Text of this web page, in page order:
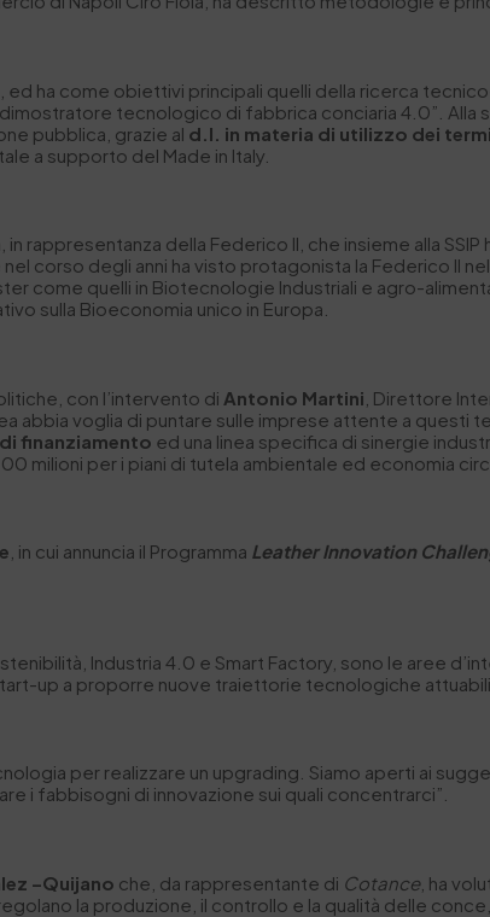
, ed ha come obiettivi principali quelli della ricerca
tecnologico di fabbrica conciaria 4.0”. Alla
pubblica, grazie al d.l. in materia di utilizzo dei
a supporto del Made in Italy.
, in rappresentanza della Federico II, che insieme alla
corso degli anni ha visto protagonista la Federico II
come quelli in Biotecnologie Industriali e agro-
sulla Bioeconomia unico in Europa.
con l’intervento di Antonio Martini , Direttore
abbia voglia di puntare sulle imprese attente a questi
finanziamento ed una linea specifica di sinergie
milioni per i piani di tutela ambientale ed economia
, in cui annuncia il Programma Leather Innovation
Industria 4.0 e Smart Factory, sono le aree
up a proporre nuove traiettorie tecnologiche
per realizzare un upgrading. Siamo aperti ai
i fabbisogni di innovazione sui quali concentrarci”.
–Quijano che, da rappresentante di Cotance, ha
la produzione, il controllo e la qualità delle